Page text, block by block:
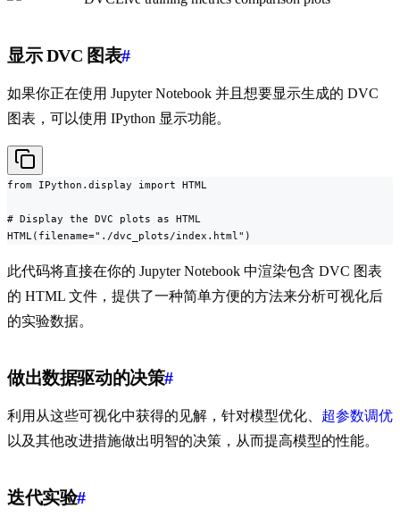
显示 DVC 图表#
如果你正在使用 Jupyter Notebook 并且想要显示生成的 DVC
图表，可以使用 IPython 显示功能。
from IPython.display import HTML
# Display the DVC plots as HTML
HTML(filename="./dvc_plots/index.html")
此代码将直接在你的 Jupyter Notebook 中渲染包含 DVC 图表
的 HTML 文件，提供了一种简单方便的方法来分析可视化后
的实验数据。
做出数据驱动的决策#
利用从这些可视化中获得的见解，针对模型优化、 超参数调优
以及其他改进措施做出明智的决策，从而提高模型的性能。
迭代实验#